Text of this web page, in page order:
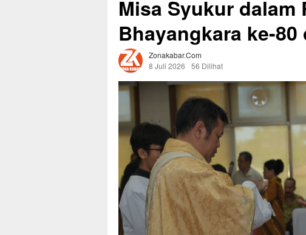
Misa Syukur dalam
Bhayangkara ke-
Zonakabar.com
8 Juli 2026
56 Dilihat